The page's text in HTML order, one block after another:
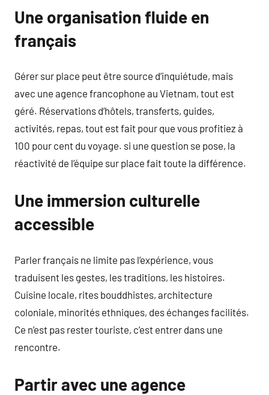
Une organisation fluide en
français
Gérer sur place peut être source d’inquiétude, mais
avec une agence francophone au Vietnam, tout est
géré. Réservations d’hôtels, transferts, guides,
activités, repas, tout est fait pour que vous profitiez à
100 pour cent du voyage. si une question se pose, la
réactivité de l’équipe sur place fait toute la différence.
Une immersion culturelle
accessible
Parler français ne limite pas l’expérience, vous
traduisent les gestes, les traditions, les histoires.
Cuisine locale, rites bouddhistes, architecture
coloniale, minorités ethniques, des échanges facilités.
Ce n’est pas rester touriste, c’est entrer dans une
rencontre.
Partir avec une agence